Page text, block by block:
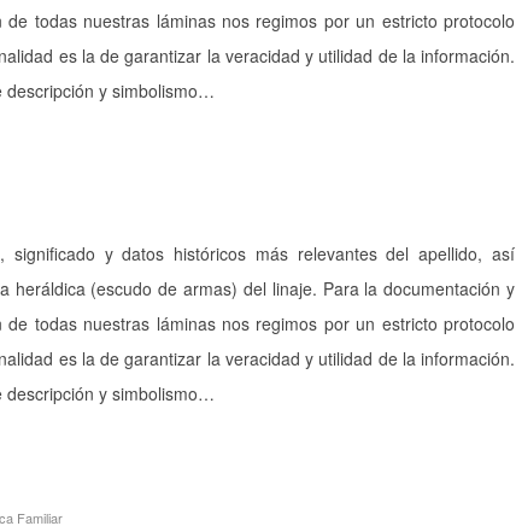
de todas nuestras láminas nos regimos por un estricto protocolo
es la de garantizar la veracidad y utilidad de la información.
descripción y simbolismo…
significado y datos históricos más relevantes del apellido, así
heráldica (escudo de armas) del linaje. Para la documentación y
de todas nuestras láminas nos regimos por un estricto protocolo
es la de garantizar la veracidad y utilidad de la información.
descripción y simbolismo…
Familiar